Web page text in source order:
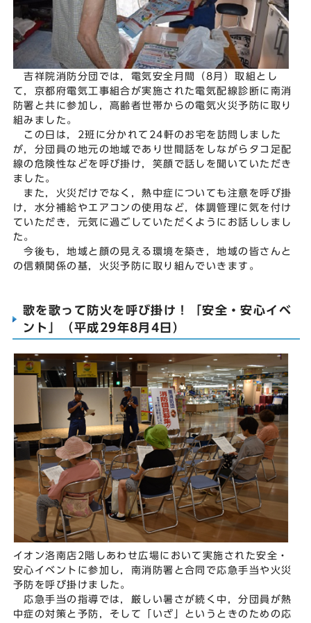
吉祥院消防分団では，電気安全月間（8月）取組とし
て，京都府電気工事組合が実施された電気配線診断に南消
防署と共に参加し，高齢者世帯からの電気火災予防に取り
組みました。
この日は，2班に分かれて24軒のお宅を訪問しました
が，分団員の地元の地域であり世間話をしながらタコ足配
線の危険性などを呼び掛け，笑顔で話しを聞いていただき
ました。
また，火災だけでなく，熱中症についても注意を呼び掛
け，水分補給やエアコンの使用など，体調管理に気を付け
ていただき，元気に過ごしていただくようにお話ししまし
た。
今後も，地域と顔の見える環境を築き，地域の皆さんと
の信頼関係の基，火災予防に取り組んでいきます。
歌を歌って防火を呼び掛け！「安全・安心イベ
ント」（平成29年8月4日）
イオン洛南店2階しあわせ広場において実施された安全・
安心イベントに参加し，南消防署と合同で応急手当や火災
予防を呼び掛けました。
応急手当の指導では，厳しい暑さが続く中，分団員が熱
中症の対策と予防，そして「いざ」というときのための応